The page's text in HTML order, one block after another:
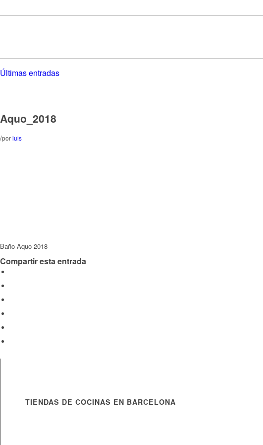
Últimas entradas
Aquo_2018
/porluis
Baño Aquo 2018
Compartir esta entrada
TIENDAS DE COCINAS EN BARCELONA